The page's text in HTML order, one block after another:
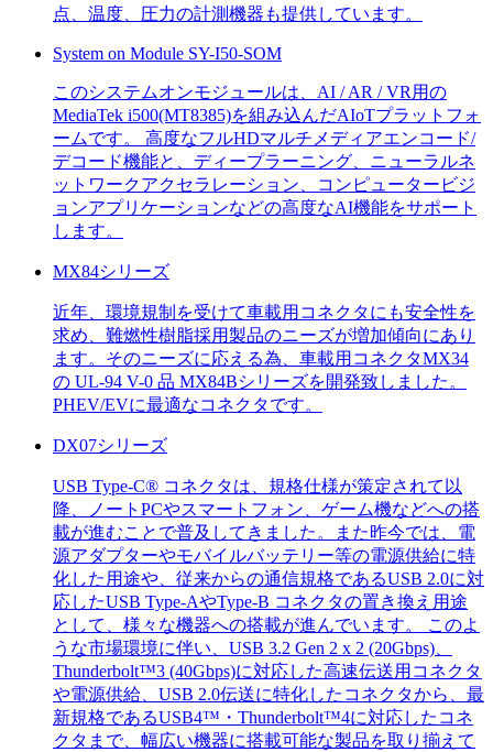
点、温度、圧力の計測機器も提供しています。
System on Module SY-I50-SOM
このシステムオンモジュールは、AI / AR / VR用の
MediaTek i500(MT8385)を組み込んだAIoTプラットフォ
ームです。 高度なフルHDマルチメディアエンコード/
デコード機能と、ディープラーニング、ニューラルネ
ットワークアクセラレーション、コンピュータービジ
ョンアプリケーションなどの高度なAI機能をサポート
します。
MX84シリーズ
近年、環境規制を受けて車載用コネクタにも安全性を
求め、難燃性樹脂採用製品のニーズが増加傾向にあり
ます。そのニーズに応える為、車載用コネクタMX34
の UL-94 V-0 品 MX84Bシリーズを開発致しました。
PHEV/EVに最適なコネクタです。
DX07シリーズ
USB Type-C® コネクタは、規格仕様が策定されて以
降、ノートPCやスマートフォン、ゲーム機などへの搭
載が進むことで普及してきました。また昨今では、電
源アダプターやモバイルバッテリー等の電源供給に特
化した用途や、従来からの通信規格であるUSB 2.0に対
応したUSB Type-AやType-B コネクタの置き換え用途
として、様々な機器への搭載が進んでいます。 このよ
うな市場環境に伴い、USB 3.2 Gen 2 x 2 (20Gbps)、
Thunderbolt™3 (40Gbps)に対応した高速伝送用コネクタ
や電源供給、USB 2.0伝送に特化したコネクタから、最
新規格であるUSB4™・Thunderbolt™4に対応したコネ
クタまで、幅広い機器に搭載可能な製品を取り揃えて